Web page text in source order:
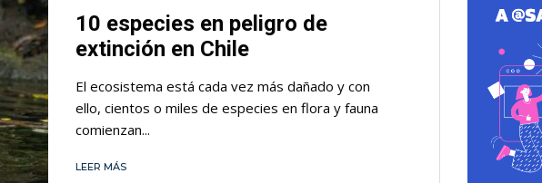
10 especies en peligro de
extinción en Chile
El ecosistema está cada vez más dañado y con
ello, cientos o miles de especies en flora y fauna
comienzan...
LEER MÁS